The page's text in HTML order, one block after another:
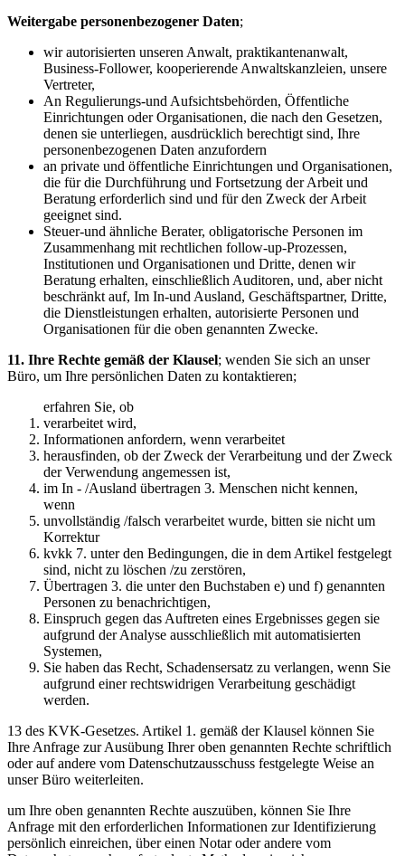
Weitergabe personenbezogener Daten;
wir autorisierten unseren Anwalt, praktikantenanwalt,
Business-Follower, kooperierende Anwaltskanzleien, unsere
Vertreter,
An Regulierungs-und Aufsichtsbehörden, Öffentliche
Einrichtungen oder Organisationen, die nach den Gesetzen,
denen sie unterliegen, ausdrücklich berechtigt sind, Ihre
personenbezogenen Daten anzufordern
an private und öffentliche Einrichtungen und Organisationen,
die für die Durchführung und Fortsetzung der Arbeit und
Beratung erforderlich sind und für den Zweck der Arbeit
geeignet sind.
Steuer-und ähnliche Berater, obligatorische Personen im
Zusammenhang mit rechtlichen follow-up-Prozessen,
Institutionen und Organisationen und Dritte, denen wir
Beratung erhalten, einschließlich Auditoren, und, aber nicht
beschränkt auf, Im In-und Ausland, Geschäftspartner, Dritte,
die Dienstleistungen erhalten, autorisierte Personen und
Organisationen für die oben genannten Zwecke.
11. Ihre Rechte gemäß der Klausel; wenden Sie sich an unser
Büro, um Ihre persönlichen Daten zu kontaktieren;
erfahren Sie, ob
verarbeitet wird,
Informationen anfordern, wenn verarbeitet
herausfinden, ob der Zweck der Verarbeitung und der Zweck
der Verwendung angemessen ist,
im In - /Ausland übertragen 3. Menschen nicht kennen,
wenn
unvollständig /falsch verarbeitet wurde, bitten sie nicht um
Korrektur
kvkk 7. unter den Bedingungen, die in dem Artikel festgelegt
sind, nicht zu löschen /zu zerstören,
Übertragen 3. die unter den Buchstaben e) und f) genannten
Personen zu benachrichtigen,
Einspruch gegen das Auftreten eines Ergebnisses gegen sie
aufgrund der Analyse ausschließlich mit automatisierten
Systemen,
Sie haben das Recht, Schadensersatz zu verlangen, wenn Sie
aufgrund einer rechtswidrigen Verarbeitung geschädigt
werden.
13 des KVK-Gesetzes. Artikel 1. gemäß der Klausel können Sie
Ihre Anfrage zur Ausübung Ihrer oben genannten Rechte schriftlich
oder auf andere vom Datenschutzausschuss festgelegte Weise an
unser Büro weiterleiten.
um Ihre oben genannten Rechte auszuüben, können Sie Ihre
Anfrage mit den erforderlichen Informationen zur Identifizierung
persönlich einreichen, über einen Notar oder andere vom